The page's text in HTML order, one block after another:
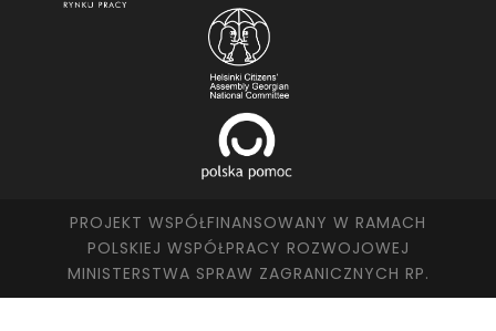
PROJEKT WSPÓŁFINANSOWANY W RAMACH
POLSKIEJ WSPÓŁPRACY ROZWOJOWEJ
MINISTERSTWA SPRAW ZAGRANICZNYCH RP.